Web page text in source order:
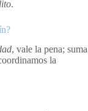
.
, vale la pena; suma
la